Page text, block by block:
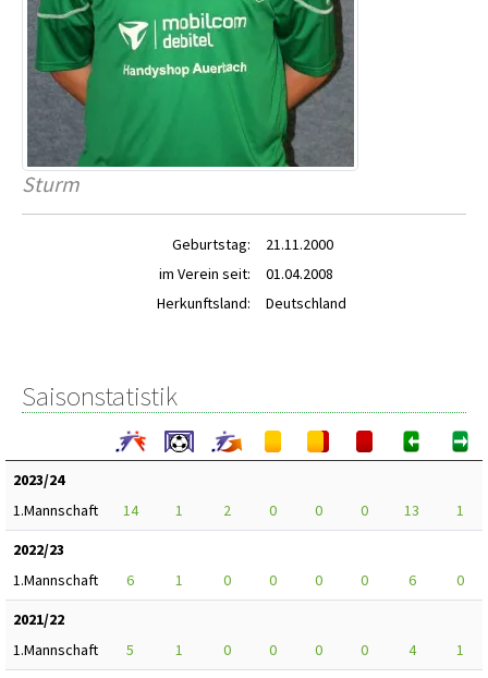
Sturm
Geburtstag:
21.11.2000
im Verein seit:
01.04.2008
Herkunftsland:
Deutschland
Saisonstatistik
2023/24
1.Mannschaft
14 1 2 0 0 0 13
1
2022/23
1.Mannschaft
6 1 0 0 0 0 6
0
2021/22
1.Mannschaft
5 1 0 0 0 0 4
1